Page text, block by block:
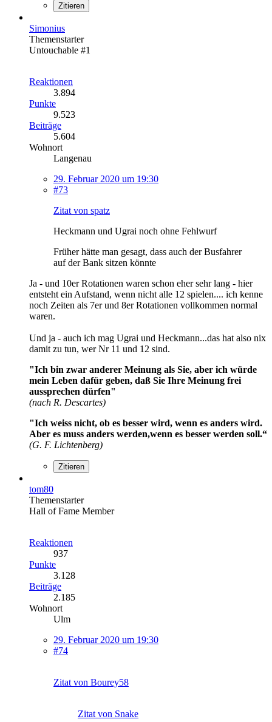
Zitieren
Simonius
Themenstarter
Untouchable #1
Reaktionen
3.894
Punkte
9.523
Beiträge
5.604
Wohnort
Langenau
29. Februar 2020 um 19:30
#73
Zitat von spatz
Heckmann und Ugrai noch ohne Fehlwurf
Früher hätte man gesagt, dass auch der Busfahrer
auf der Bank sitzen könnte
Ja - und 10er Rotationen waren schon eher sehr lang - hier
entsteht ein Aufstand, wenn nicht alle 12 spielen.... ich kenne
noch Zeiten als 7er und 8er Rotationen vollkommen normal
waren.
Und ja - auch ich mag Ugrai und Heckmann...das hat also nix
damit zu tun, wer Nr 11 und 12 sind.
"Ich bin zwar anderer Meinung als Sie, aber ich würde
mein Leben dafür geben, daß Sie Ihre Meinung frei
aussprechen dürfen"
(nach R. Descartes)
"Ich weiss nicht, ob es besser wird, wenn es anders wird.
Aber es muss anders werden,wenn es besser werden soll.“
(G. F. Lichtenberg)
Zitieren
tom80
Themenstarter
Hall of Fame Member
Reaktionen
937
Punkte
3.128
Beiträge
2.185
Wohnort
Ulm
29. Februar 2020 um 19:30
#74
Zitat von Bourey58
Zitat von Snake